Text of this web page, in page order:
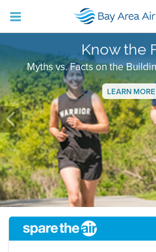
Know the
Myths vs. Facts on the
LEARN MORE
Previous